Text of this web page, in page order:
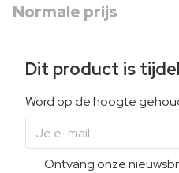
Normale prijs
Dit product is
Word op de hoogte
Ontvang onze